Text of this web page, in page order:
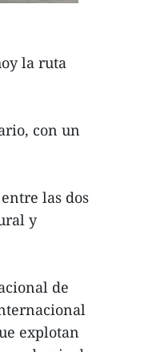
la ruta
con un
las dos
y
de
explotan